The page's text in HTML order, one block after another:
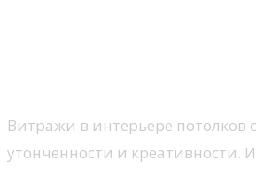
Витражи в интерьере потолков
утонченности и креативности.